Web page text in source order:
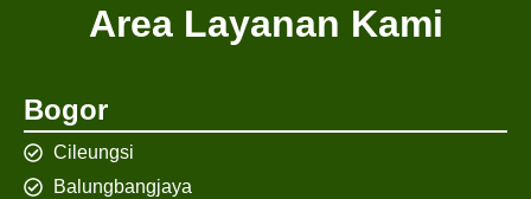
Area Layanan Kami
Bogor
Cileungsi
Balungbangjaya